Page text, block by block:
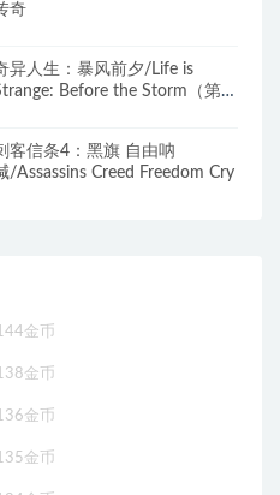
奇
异人生：暴风前夕/Life is
Before the Storm（第1-
客信条4：黑旗 自由呐
/Assassins Creed Freedom Cry
金币
金币
金币
金币